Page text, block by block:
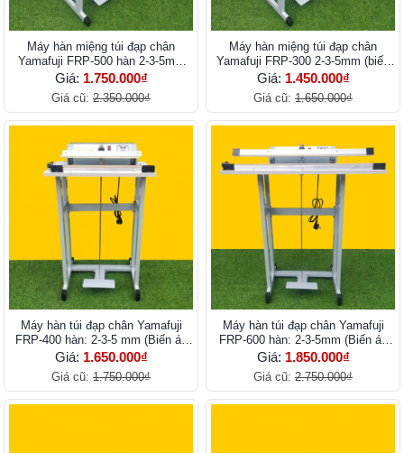
Máy hàn miệng túi đạp chân
Yamafuji FRP-500 hàn 2-3-5mm
(biến áp lớn)
Giá: 1.750.000₫
Giá cũ: 2.350.000₫
Máy hàn miệng túi đạp chân
Yamafuji FRP-300 2-3-5mm (biến
áp lớn)
Giá: 1.450.000₫
Giá cũ: 1.650.000₫
Máy hàn túi đạp chân Yamafuji
FRP-400 hàn: 2-3-5 mm (Biến áp
lớn)
Giá: 1.650.000₫
Giá cũ: 1.750.000₫
Máy hàn túi đạp chân Yamafuji
FRP-600 hàn: 2-3-5mm (Biến áp
lớn)
Giá: 1.850.000₫
Giá cũ: 2.750.000₫